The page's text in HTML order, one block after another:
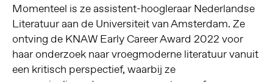
Momenteel is ze assistent-hoogleraar Nederlandse
Literatuur aan de Universiteit van Amsterdam. Ze
ontving de KNAW Early Career Award 2022 voor
haar onderzoek naar vroegmoderne literatuur vanuit
een kritisch perspectief, waarbij ze